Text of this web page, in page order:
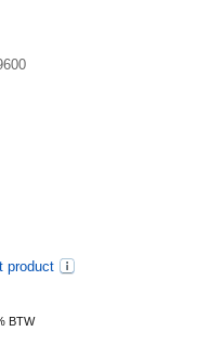
product
BTW